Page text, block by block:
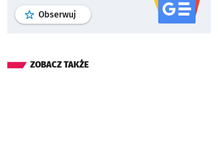
Obserwuj profil serwisu
ZOBACZ TAKŻE